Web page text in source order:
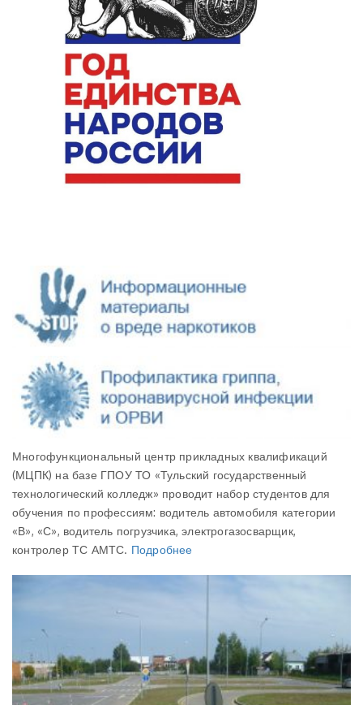
Многофункциональный центр прикладных квалификаций
(МЦПК) на базе ГПОУ ТО «Тульский государственный
технологический колледж» проводит набор студентов для
обучения по профессиям: водитель автомобиля категории
«В», «С», водитель погрузчика, электрогазосварщик,
контролер ТС АМТС. Подробнее